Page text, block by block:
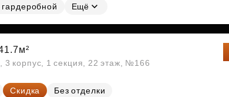
Ещё
3 корпус, 1 секция, 22 этаж, №166
Скидка
Без отделки